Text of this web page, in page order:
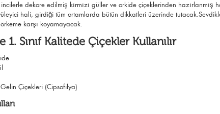
incilerle dekore edilmiş kırmızı güller ve orkide çiçeklerinden hazırlanmış
hali, girdiği tüm ortamlarda bütün dikkatleri üzerinde
karşı koyamayacak.
1. Sınıf Kalitede Çiçekler Kullanılır
Çiçekleri (Cipsofilya)